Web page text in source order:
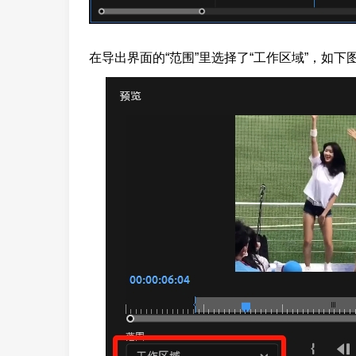
在导出界面的“范围”里选择了“工作区域”，如下